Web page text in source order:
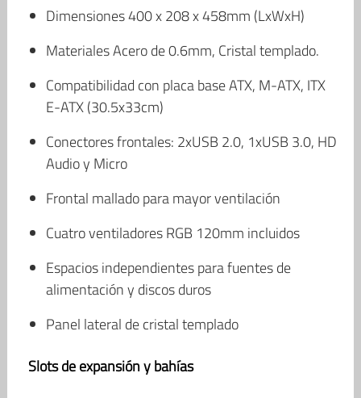
Dimensiones 400 x 208 x 458mm (LxWxH)
Materiales Acero de 0.6mm, Cristal templado.
Compatibilidad con placa base ATX, M-ATX, ITX
E-ATX (30.5x33cm)
Conectores frontales: 2xUSB 2.0, 1xUSB 3.0, HD
Audio y Micro
Frontal mallado para mayor ventilación
Cuatro ventiladores RGB 120mm incluidos
Espacios independientes para fuentes de
alimentación y discos duros
Panel lateral de cristal templado
Slots de expansión y bahías